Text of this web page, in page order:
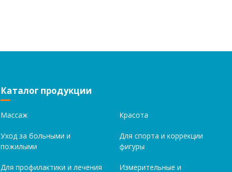
Каталог продукции
Массаж
Уход за больными и
пожилыми
Для профилактики и лечения
Красота
Для спорта и коррекции
фигуры
Измерительные и